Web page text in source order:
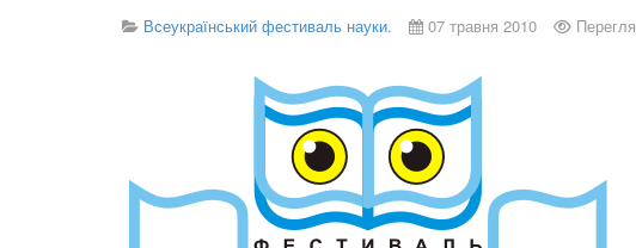
Всеукраїнський фестиваль науки. 07 травня 2010